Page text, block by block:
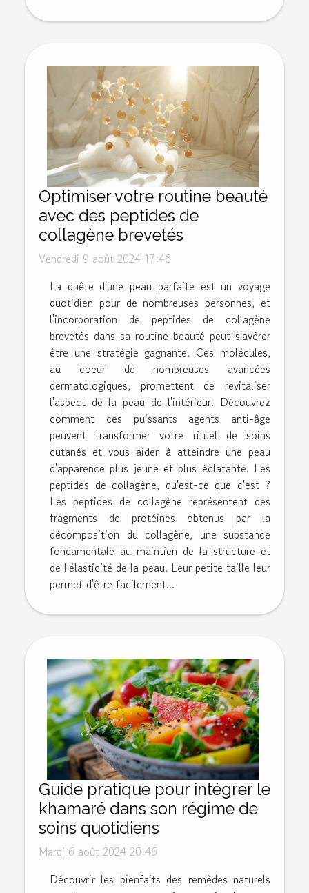
Optimiser votre routine beauté
avec des peptides de
collagène brevetés
Vendredi 9 août 2024 17:46
La quête d'une peau parfaite est un voyage
quotidien pour de nombreuses personnes, et
l'incorporation de peptides de collagène
brevetés dans sa routine beauté peut s'avérer
être une stratégie gagnante. Ces molécules,
au coeur de nombreuses avancées
dermatologiques, promettent de revitaliser
l'aspect de la peau de l'intérieur. Découvrez
comment ces puissants agents anti-âge
peuvent transformer votre rituel de soins
cutanés et vous aider à atteindre une peau
d'apparence plus jeune et plus éclatante. Les
peptides de collagène, qu'est-ce que c'est ?
Les peptides de collagène représentent des
fragments de protéines obtenus par la
décomposition du collagène, une substance
fondamentale au maintien de la structure et
de l'élasticité de la peau. Leur petite taille leur
permet d'être facilement...
Guide pratique pour intégrer le
khamaré dans son régime de
soins quotidiens
Mardi 6 août 2024 20:46
Découvrir les bienfaits des remèdes naturels